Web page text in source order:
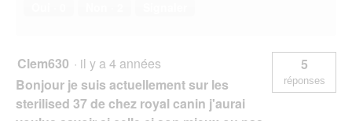
Clem630 · il y a 4 années
Bonjour je suis actuellement sur les
sterilised 37 de chez royal canin j'aurai
5
réponses